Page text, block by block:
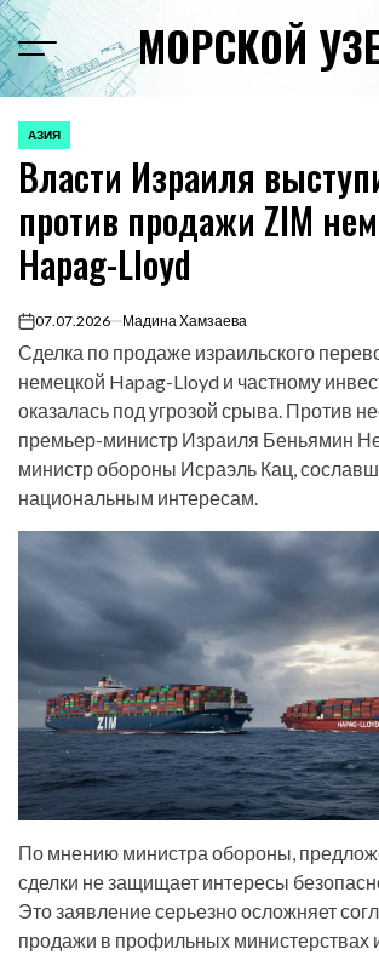
Перейти
к
содержимому
Menu МОРСКОЙ
ОПУБЛИКОВАНО
В
АЗИЯ
Власти Израиля
против продажи ZIM
Hapag-Lloyd
on07.07.2026 Мадина Хамзаева
Сделка по продаже израильского
немецкой Hapag-Lloyd и частному
оказалась под угрозой срыва. Против
премьер-министр Израиля Беньямин
министр обороны Исраэль Кац,
национальным интересам.
По мнению министра обороны,
сделки не защищает интересы
Это заявление серьезно осложняет
продажи в профильных министерствах